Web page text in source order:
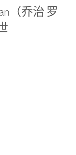
（乔治·罗